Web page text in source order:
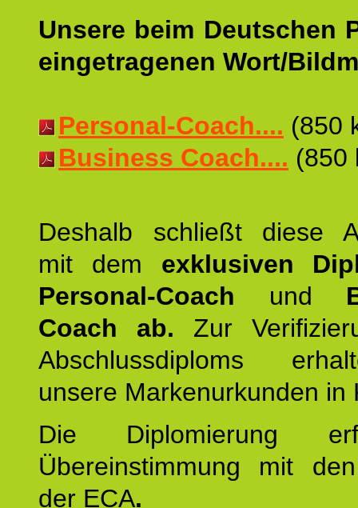
Unsere beim Deutschen
eingetragenen Wort/
Personal-Coach.... (850
Business Coach.... (850
Deshalb schließt diese
mit dem exklusiven
Personal-Coach und
Coach ab. Zur
Abschlussdiploms
unsere Markenurkunden in
Die Diplomierung
Übereinstimmung mit
der ECA.